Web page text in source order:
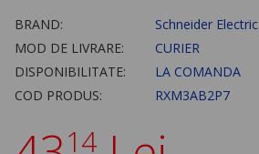
BRAND:
Schneider Electric
MOD DE LIVRARE:
CURIER
DISPONIBILITATE:
LA COMANDA
COD PRODUS:
RXM3AB2P7
14